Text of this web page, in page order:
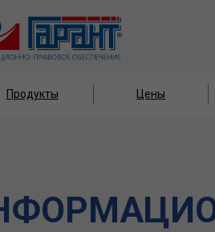
Продукты Цены
Продукты